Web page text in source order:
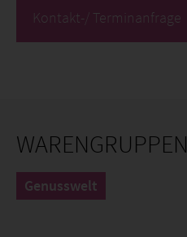
Kontakt-/ Terminanfrage
WARENGRUPPEN
Genusswelt